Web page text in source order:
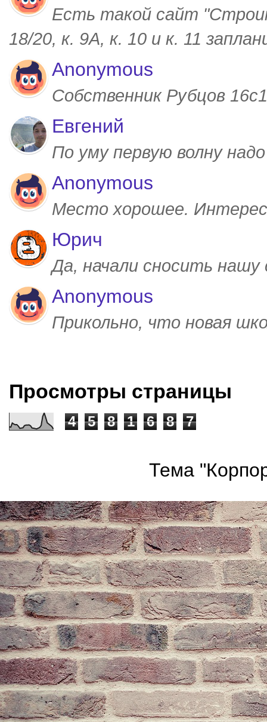
Есть такой сайт
18/20, к. 9А, к. 10 и к. 11
Anonymous
Собственник Рубцов
Евгений
По уму первую волну
Anonymous
Место хорошее.
Юрич
Да, начали сносить
Anonymous
Прикольно, что новая
Просмотры страницы
4 5 8 1 6 8 7
Тема